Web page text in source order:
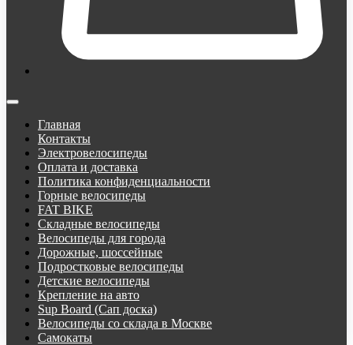
Главная
Контакты
Электровелосипеды
Оплата и доставка
Политика конфиденциальности
Горные велосипеды
FAT BIKE
Складные велосипеды
Велосипеды для города
Дорожные, шоссейные
Подростковые велосипеды
Детские велосипеды
Крепление на авто
Sup Board (Сап доска)
Велосипеды со склада в Москве
Самокаты